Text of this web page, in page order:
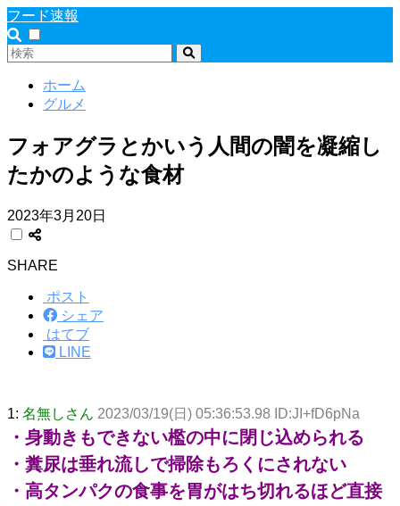
フード速報
ホーム
グルメ
フォアグラとかいう人間の闇を凝縮し
たかのような食材
2023年3月20日
SHARE
ポスト
シェア
はてブ
LINE
1: 名無しさん 2023/03/19(日) 05:36:53.98 ID:JI+fD6pNa
・身動きもできない檻の中に閉じ込められる
・糞尿は垂れ流しで掃除もろくにされない
・高タンパクの食事を胃がはち切れるほど直接